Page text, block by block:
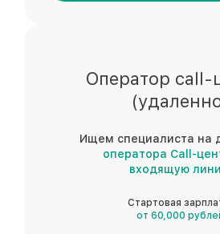
Оператор call-
Ищем специалиста на
оператора Call-
входящую
Стартовая
от 60,000